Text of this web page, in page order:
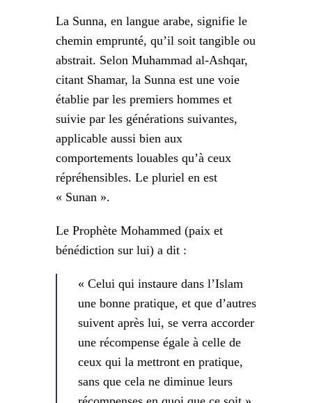
La Sunna, en langue arabe, signifie le
chemin emprunté, qu’il soit tangible ou
abstrait. Selon Muhammad al-Ashqar,
citant Shamar, la Sunna est une voie
établie par les premiers hommes et
suivie par les générations suivantes,
applicable aussi bien aux
comportements louables qu’à ceux
répréhensibles. Le pluriel en est
« Sunan ».
Le Prophète Mohammed (paix et
bénédiction sur lui) a dit :
« Celui qui instaure dans l’Islam
une bonne pratique, et que d’autres
suivent après lui, se verra accorder
une récompense égale à celle de
ceux qui la mettront en pratique,
sans que cela ne diminue leurs